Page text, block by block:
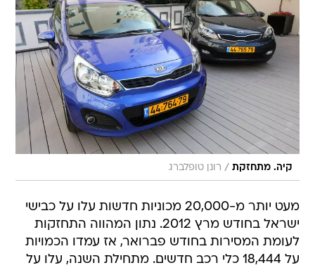
קיה. מתחזקת / רונן טופלברג
מעט יותר מ-20,000 מכוניות חדשות עלו על כבישי
ישראל בחודש מרץ 2012. נתון המהווה התחזקות
לעומת המסירות בחודש פברואר, אז עמדו הכמויות
על 18,444 כלי רכב חדשים. מתחילת השנה, עלו על